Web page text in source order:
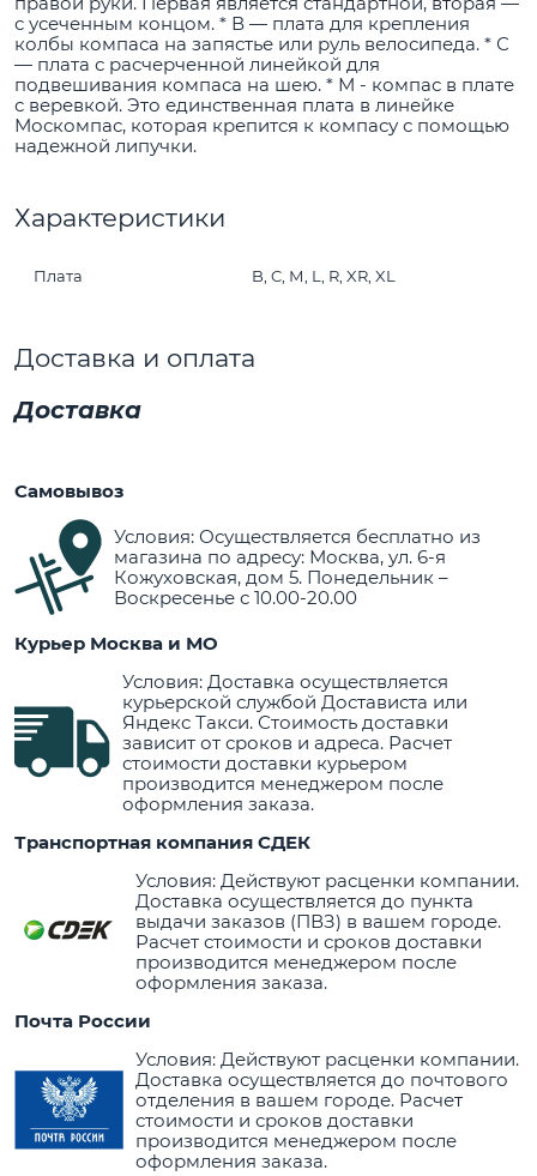
с усеченным концом. * В — плата для крепления
колбы компаса на запястье или руль велосипеда. * С
— плата с расчерченной линейкой для
подвешивания компаса на шею. * М - компас в плате
с веревкой. Это единственная плата в линейке
Москомпас, которая крепится к компасу с помощью
надежной липучки.
Характеристики
Плата B, C, М, L, R, XR, XL
Доставка и оплата
Доставка
Самовывоз
Условия: Осуществляется бесплатно из
магазина по адресу: Москва, ул. 6-я
Кожуховская, дом 5. Понедельник –
Воскресенье с 10.00-20.00
Курьер Москва и МО
Условия: Доставка осуществляется
курьерской службой Достависта или
Яндекс Такси. Стоимость доставки
зависит от сроков и адреса. Расчет
стоимости доставки курьером
производится менеджером после
оформления заказа.
Транспортная компания СДЕК
Условия: Действуют расценки компании.
Доставка осуществляется до пункта
выдачи заказов (ПВЗ) в вашем городе.
Расчет стоимости и сроков доставки
производится менеджером после
оформления заказа.
Почта России
Условия: Действуют расценки компании.
Доставка осуществляется до почтового
отделения в вашем городе. Расчет
стоимости и сроков доставки
производится менеджером после
оформления заказа.